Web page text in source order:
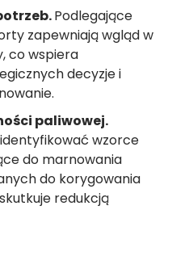
Podlegające
zapewniają wgląd w
co wspiera
decyzje i
paliwowej.
wzorce
do marnowania
do korygowania
redukcją